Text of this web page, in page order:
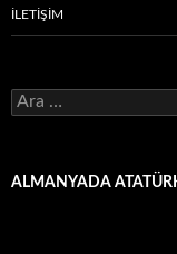
İLETİŞİM
Arama:
ALMANYADA